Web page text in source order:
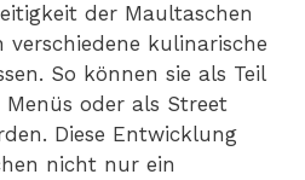
der Maultaschen
verschiedene kulinarische
So können sie als Teil
oder als Street
Diese Entwicklung
nicht nur ein